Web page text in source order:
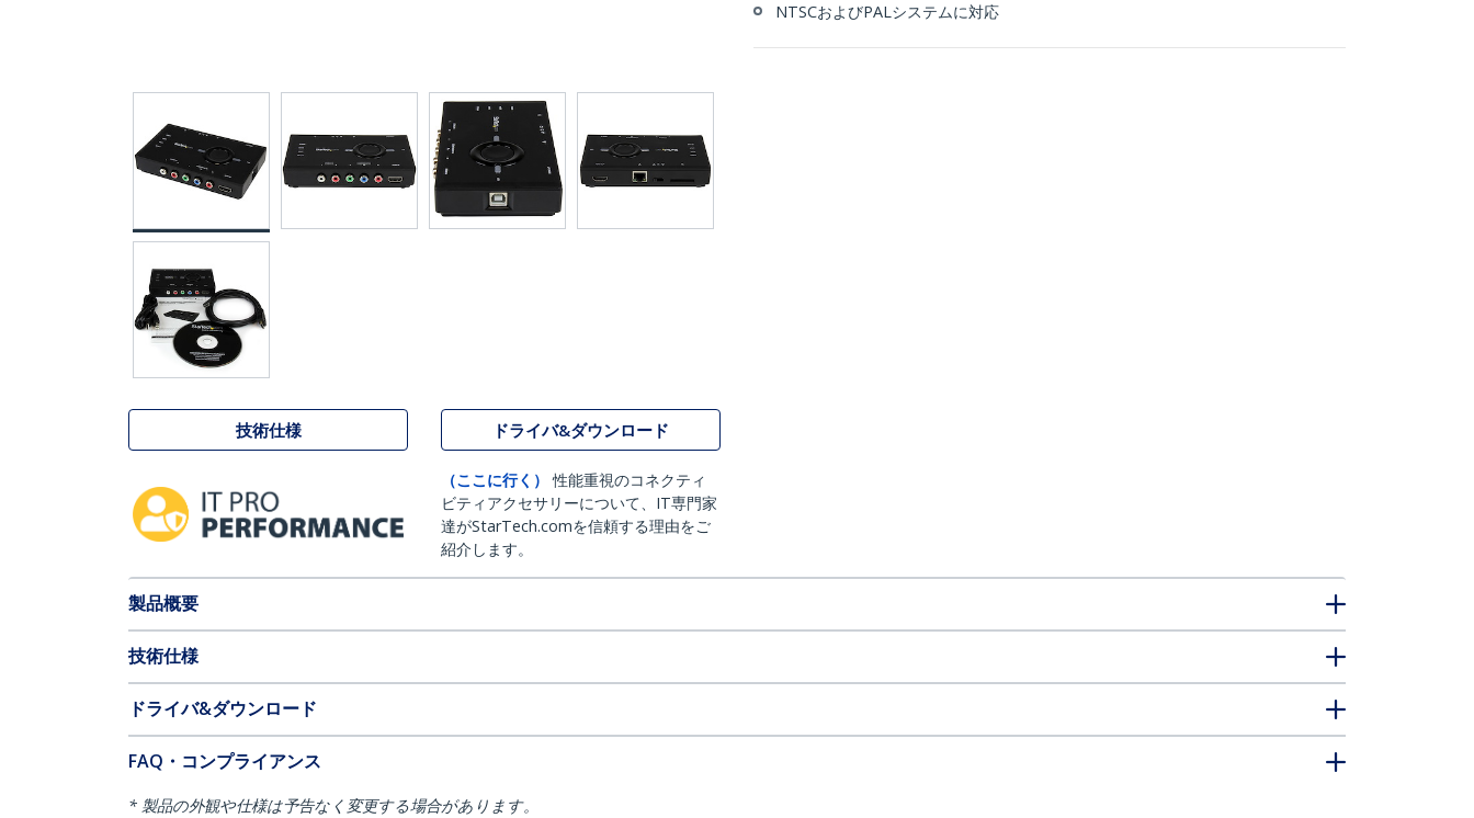
技術仕様 ドライバ&ダウンロード
（ここに行く）
性能重視のコネクティ
ビティアクセサリーについて、IT専門家
達がStarTech.comを信頼する理由をご
紹介します。
NTSCおよびPALシステムに対応
製品概要
技術仕様
ドライバ&ダウンロード
FAQ・コンプライアンス
* 製品の外観や仕様は予告なく変更する場合があります。